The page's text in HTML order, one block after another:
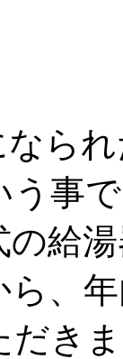
なら
う事
給
、
だき